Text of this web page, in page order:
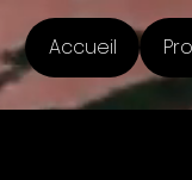
Accueil